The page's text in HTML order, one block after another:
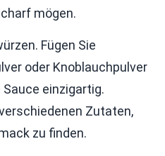
mögen.
Fügen Sie
oder Knoblauchpulver
Sauce einzigartig.
Zutaten,
zu finden.